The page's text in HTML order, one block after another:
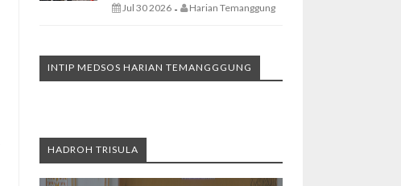
Jul 30 2026 - Harian Temanggung
INTIP MEDSOS HARIAN TEMANGGGUNG
HADROH TRISULA